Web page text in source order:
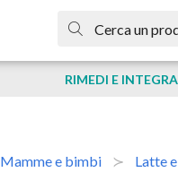
RIMEDI E
Mamme e bimbi Latte